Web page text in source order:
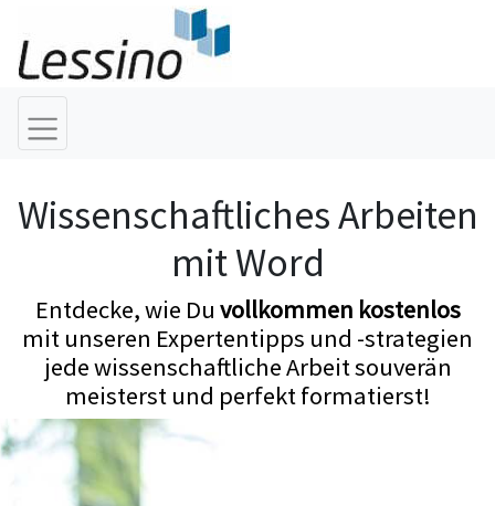
Wissenschaftliches Arbeiten
mit Word
Entdecke, wie Du vollkommen kostenlos
mit unseren Expertentipps und -strategien
jede wissenschaftliche Arbeit souverän
meisterst und perfekt formatierst!